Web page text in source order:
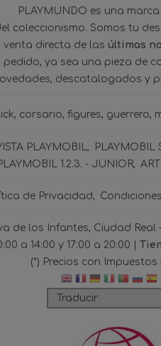
PLAYMUNDO es una
coleccionismo. Somos tu
venta directa de las últimas
ya sea una pieza de
descatalogados y
corsario figures guerrero
PLAYMOBIL PLAYMOBIL
1.2.3. - JUNIOR
de Privacidad
de los Infantes, Ciudad
a 14:00 y 17:00 a 20:00 |
(*) Precios con